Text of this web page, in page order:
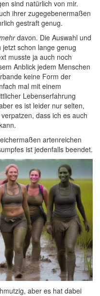
sind natürlich von mir.
ihrer zugegebenermaßen
gestraft genug.
davon. Die Auswahl und
schon lange genug
musste ja auch noch
Anblick jedem Menschen
keine Form der
mal mit einem
Lebenserfahrung
es ist leider nur selten,
dass ich es auch
artenreichen
ist jedenfalls beendet.
aber es hat dabei